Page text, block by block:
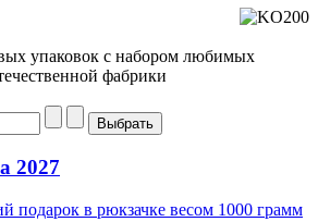
упаковок с набором любимых
фабрики
2027